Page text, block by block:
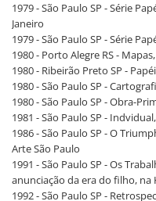
1979 - São Paulo SP - Série
Janeiro
1979 - São Paulo SP - Série
1980 - Porto Alegre RS -
1980 - Ribeirão Preto SP -
1980 - São Paulo SP -
1980 - São Paulo SP - Obra-
1981 - São Paulo SP -
1986 - São Paulo SP - O
Arte São Paulo
1991 - São Paulo SP - Os
anunciação da era do filho, na
1992 - São Paulo SP -